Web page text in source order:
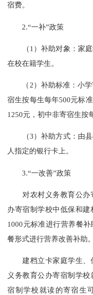
宿费。
2.“一补”政策
（1）补助对象：家
在校在籍学生。
（ 2）补助标准：小
宿生按每生每年500元标
1250元，初中非寄宿生按
（3）补助方式：由
人指定的银行卡上。
3.“一改善”政策
对农村义务教育公办
办寄宿制学校中低保和
1000元标准进行营养餐
餐形式进行营养改善补助。
建档立卡家庭学生、
义务教育公办寄宿制学
宿制学校就读的寄宿生